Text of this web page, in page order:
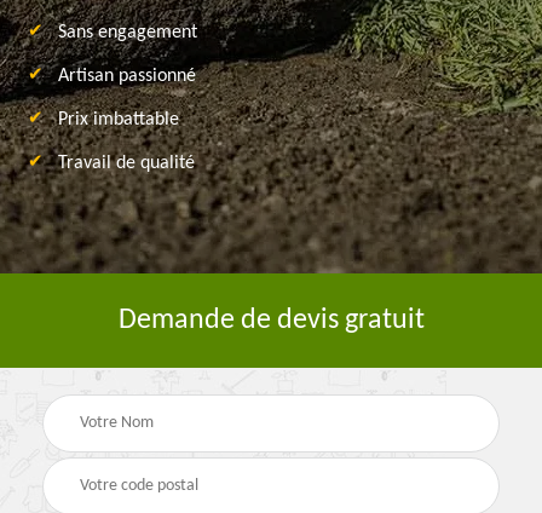
Sans engagement
Artisan passionné
Prix imbattable
Travail de qualité
Demande de devis gratuit